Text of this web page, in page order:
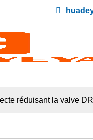
réduisant la valve